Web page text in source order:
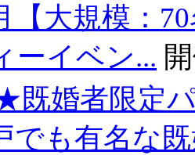
【大規模：
ーイベン...
既婚者限定
でも有名な